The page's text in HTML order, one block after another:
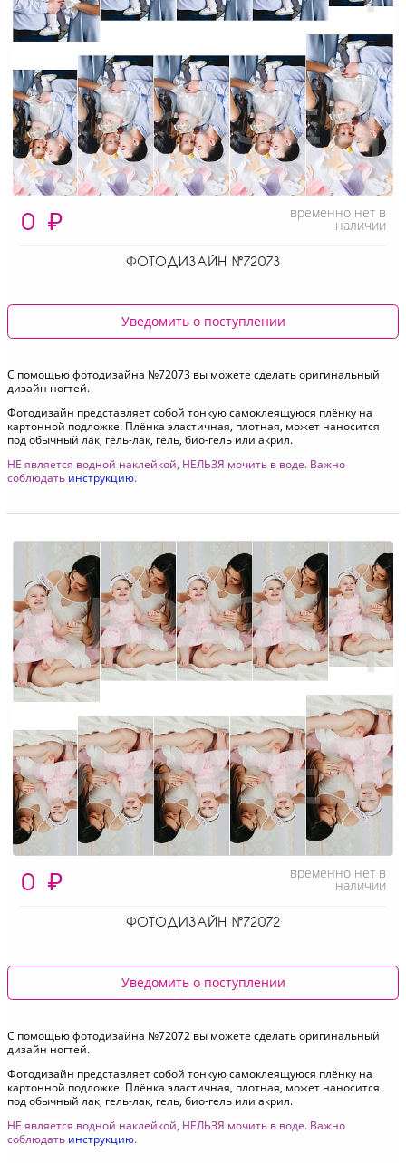
0 ₽ временно нет в
наличии
ФОТОДИЗАЙН №72073
Уведомить о поступлении
С помощью фотодизайна №72073 вы можете сделать оригинальный
дизайн ногтей.
Фотодизайн представляет собой тонкую самоклеящуюся плёнку на
картонной подложке. Плёнка эластичная, плотная, может наносится
под обычный лак, гель-лак, гель, био-гель или акрил.
НЕ является водной наклейкой, НЕЛЬЗЯ мочить в воде. Важно
соблюдать инструкцию.
0 ₽ временно нет в
наличии
ФОТОДИЗАЙН №72072
Уведомить о поступлении
С помощью фотодизайна №72072 вы можете сделать оригинальный
дизайн ногтей.
Фотодизайн представляет собой тонкую самоклеящуюся плёнку на
картонной подложке. Плёнка эластичная, плотная, может наносится
под обычный лак, гель-лак, гель, био-гель или акрил.
НЕ является водной наклейкой, НЕЛЬЗЯ мочить в воде. Важно
соблюдать инструкцию.